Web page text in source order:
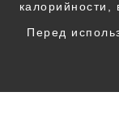
Перед